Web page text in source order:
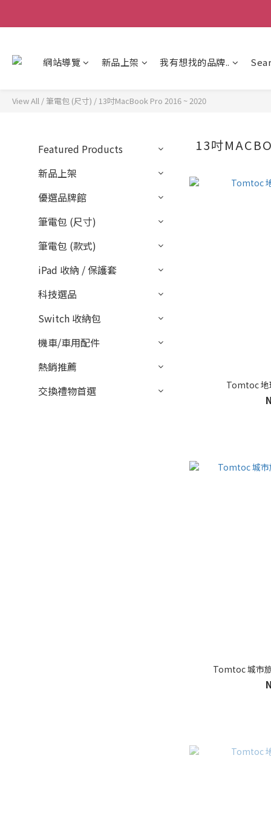
網站導覽 新品上架 我有想找的品牌..
View All /筆電包 (尺寸) /13吋MacBook Pro 2016 ~ 2020
Featured Products
新品上架
優選品牌館
筆電包 (尺寸)
筆電包 (款式)
iPad 收納 / 保護套
科技選品
Switch 收納包
機車/車用配件
熱銷推薦
交換禮物首選
13吋
Tomtoc 地
Tomtoc 城市